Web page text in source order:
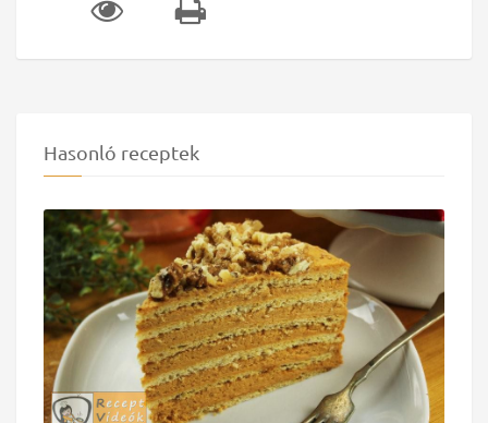
Hasonló receptek